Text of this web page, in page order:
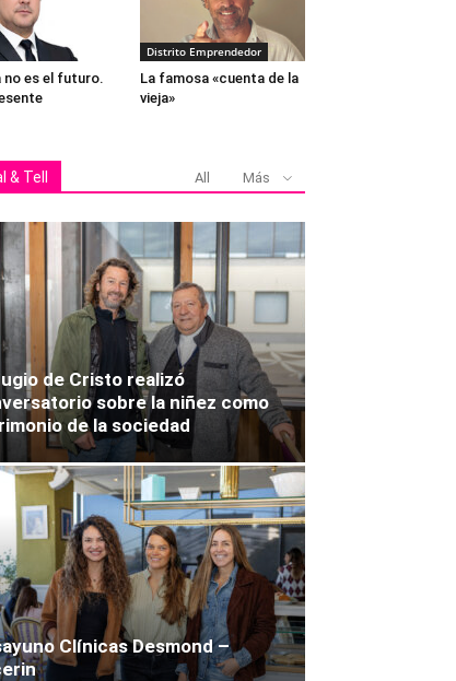
no es el futuro.
Distrito Emprendedor
La famosa «cuenta de la
vieja»
& Tell All Más
de Cristo realizó
sobre la niñez como
de la sociedad
Clínicas Desmond –